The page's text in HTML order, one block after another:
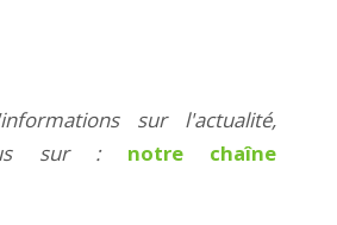
sur l'actualité,
sur : notre chaîne